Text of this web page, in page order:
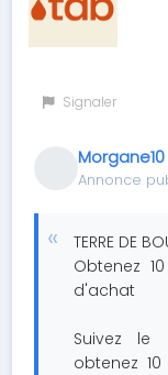
Signaler
Morgane10
Annonce
TERRE DE
Obtenez
d'achat
Suivez le
obtenez